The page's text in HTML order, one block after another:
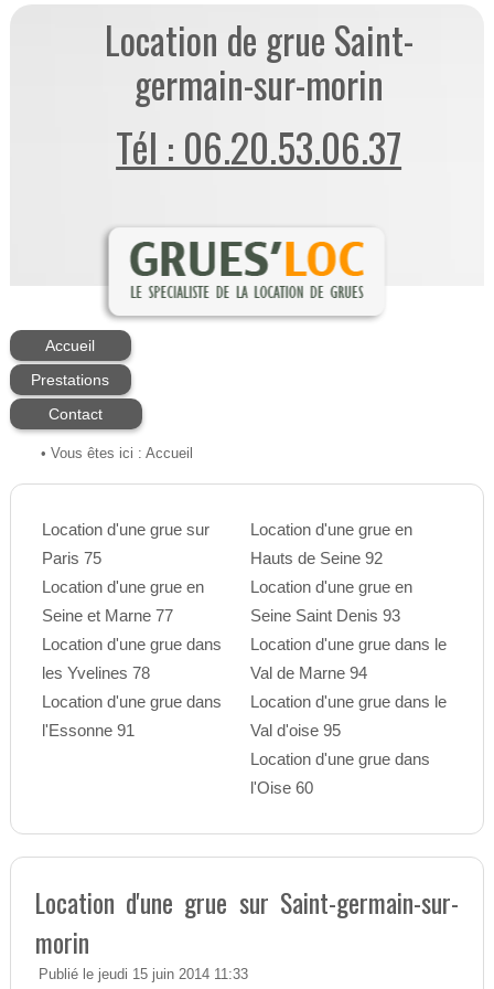
Location de grue Saint-
germain-sur-morin
Tél : 06.20.53.06.37
Accueil
Prestations
Contact
• Vous êtes ici : Accueil
Location d'une grue sur
Paris 75
Location d'une grue en
Seine et Marne 77
Location d'une grue dans
les Yvelines 78
Location d'une grue dans
l'Essonne 91
Location d'une grue en
Hauts de Seine 92
Location d'une grue en
Seine Saint Denis 93
Location d'une grue dans le
Val de Marne 94
Location d'une grue dans le
Val d'oise 95
Location d'une grue dans
l'Oise 60
Location d'une grue sur Saint-germain-sur-
morin
Publié le jeudi 15 juin 2014 11:33